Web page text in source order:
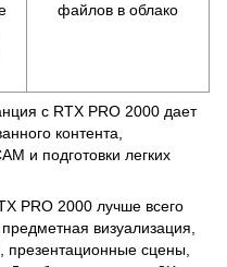
файлов в облако
с RTX PRO 2000 дает
контента,
и подготовки легких
PRO 2000 лучше всего
визуализация,
сцены,